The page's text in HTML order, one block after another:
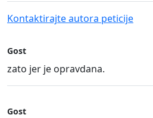
Kontaktirajte autora peticije
Gost
zato jer je opravdana.
Gost